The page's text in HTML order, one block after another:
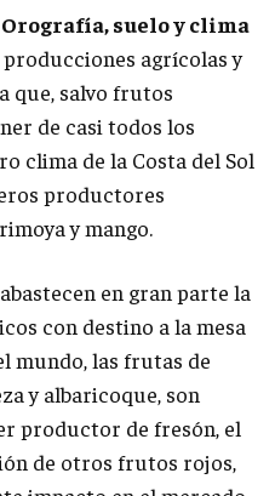
Orografía, suelo y clima
agrícolas y
que, salvo frutos
de casi todos los
clima de la Costa del Sol
productores
y mango.
en gran parte la
con destino a la mesa
mundo, las frutas de
y albaricoque, son
productor de fresón, el
de otros frutos rojos,